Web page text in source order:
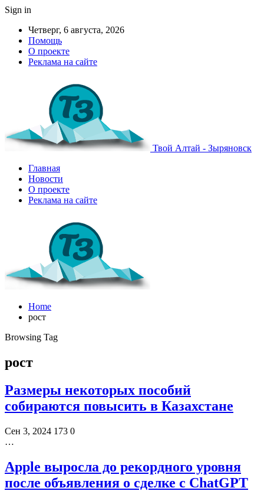
Sign in
Четверг, 6 августа, 2026
Помощь
О проекте
Реклама на сайте
Твой Алтай - Зыряновск
Главная
Новости
О проекте
Реклама на сайте
Home
рост
Browsing Tag
рост
Размеры некоторых пособий
собираются повысить в Казахстане
Сен 3, 2024 173 0
…
Apple выросла до рекордного уровня
после объявления о сделке с ChatGPT